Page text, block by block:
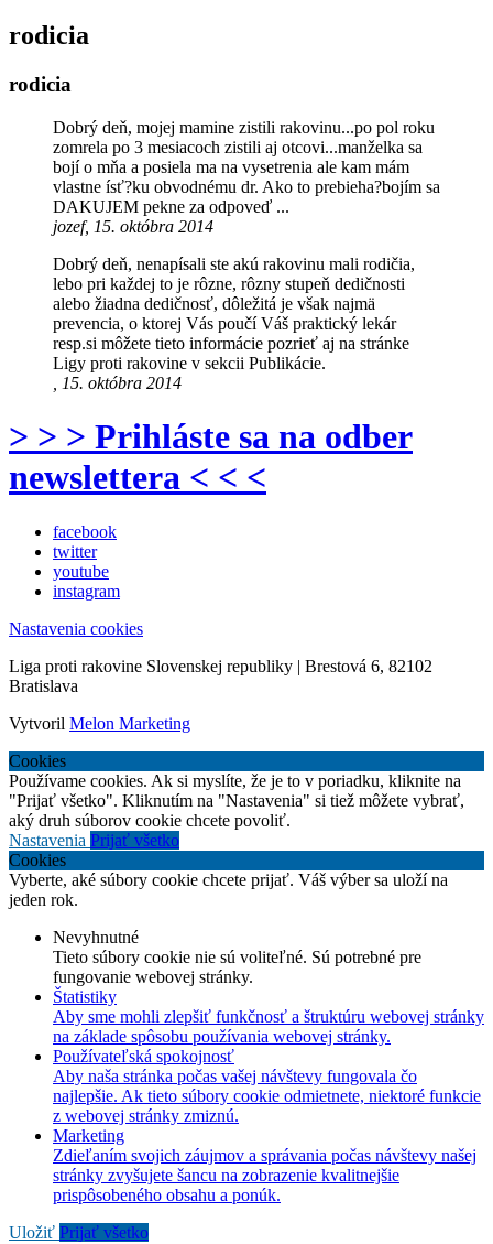
rodicia
rodicia
Dobrý deň, mojej mamine zistili rakovinu...po pol roku
zomrela po 3 mesiacoch zistili aj otcovi...manželka sa
bojí o mňa a posiela ma na vysetrenia ale kam mám
vlastne ísť?ku obvodnému dr. Ako to prebieha?bojím sa
DAKUJEM pekne za odpoveď ...
jozef, 15. októbra 2014
Dobrý deň, nenapísali ste akú rakovinu mali rodičia,
lebo pri každej to je rôzne, rôzny stupeň dedičnosti
alebo žiadna dedičnosť, dôležitá je však najmä
prevencia, o ktorej Vás poučí Váš praktický lekár
resp.si môžete tieto informácie pozrieť aj na stránke
Ligy proti rakovine v sekcii Publikácie.
, 15. októbra 2014
> > > Prihláste sa na odber
newslettera < < <
facebook
twitter
youtube
instagram
Nastavenia cookies
Liga proti rakovine Slovenskej republiky | Brestová 6, 82102
Bratislava
Vytvoril Melon Marketing
Cookies
Používame cookies. Ak si myslíte, že je to v poriadku, kliknite na
"Prijať všetko". Kliknutím na "Nastavenia" si tiež môžete vybrať,
aký druh súborov cookie chcete povoliť.
Nastavenia Prijať všetko
Cookies
Vyberte, aké súbory cookie chcete prijať. Váš výber sa uloží na
jeden rok.
Nevyhnutné
Tieto súbory cookie nie sú voliteľné. Sú potrebné pre
fungovanie webovej stránky.
Štatistiky
Aby sme mohli zlepšiť funkčnosť a štruktúru webovej stránky
na základe spôsobu používania webovej stránky.
Používateľská spokojnosť
Aby naša stránka počas vašej návštevy fungovala čo
najlepšie. Ak tieto súbory cookie odmietnete, niektoré funkcie
z webovej stránky zmiznú.
Marketing
Zdieľaním svojich záujmov a správania počas návštevy našej
stránky zvyšujete šancu na zobrazenie kvalitnejšie
prispôsobeného obsahu a ponúk.
Uložiť Prijať všetko